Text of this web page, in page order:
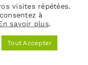
– Vous
contenant les
visites répétées.
à
savoir plus.
Tout Accepter